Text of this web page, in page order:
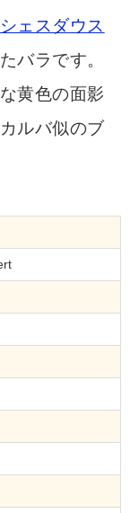
ェスダウス
バラです。
黄色の面影
ルバ似のブ